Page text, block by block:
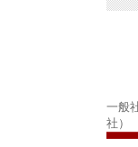
一般
社）